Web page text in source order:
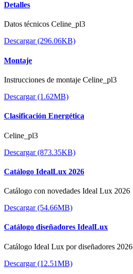
Detalles
Datos técnicos Celine_pl3
Descargar (296.06KB)
Montaje
Instrucciones de montaje Celine_pl3
Descargar (1.62MB)
Clasificación Energética
Celine_pl3
Descargar (873.35KB)
Catálogo IdealLux 2026
Catálogo con novedades Ideal Lux 2026
Descargar (54.66MB)
Catálogo diseñadores IdealLux
Catálogo Ideal Lux por diseñadores 2026
Descargar (12.51MB)